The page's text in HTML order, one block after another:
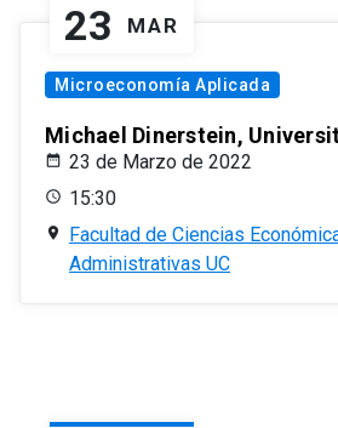
23 MAR
Microeconomía Aplicada
Michael Dinerstein,
23 de Marzo de 2022
15:30
Facultad de Ciencias
Administrativas UC